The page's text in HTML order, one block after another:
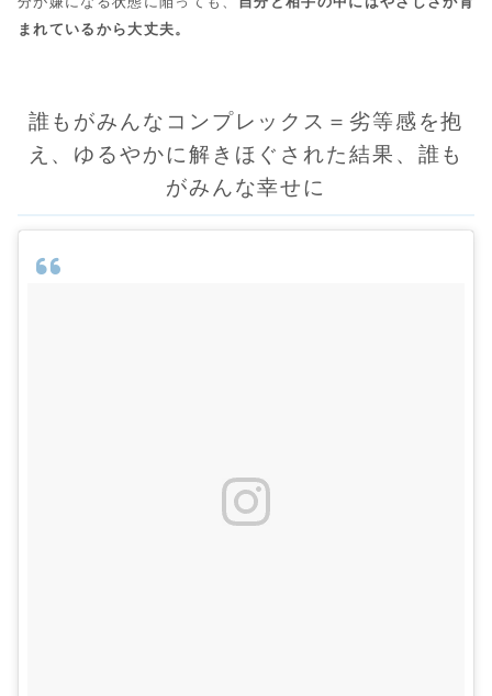
まれているから大丈夫。
誰もがみんなコンプレックス＝劣等感を抱
え、ゆるやかに解きほぐされた結果、誰も
がみんな幸せに